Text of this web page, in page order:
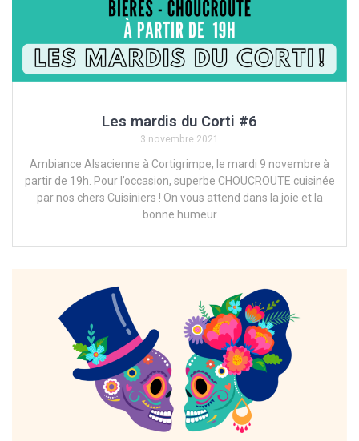
Les mardis du Corti #6
3 novembre 2021
Ambiance Alsacienne à Cortigrimpe, le mardi 9 novembre à
partir de 19h. Pour l’occasion, superbe CHOUCROUTE cuisinée
par nos chers Cuisiniers ! On vous attend dans la joie et la
bonne humeur